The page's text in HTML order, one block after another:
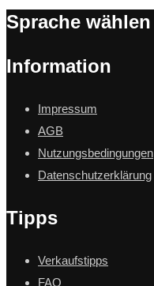
Sprache wählen
Information
Impressum
AGB
Nutzungsbedingungen
Datenschutzerklärung
Tipps
Verkaufstipps
FAQ